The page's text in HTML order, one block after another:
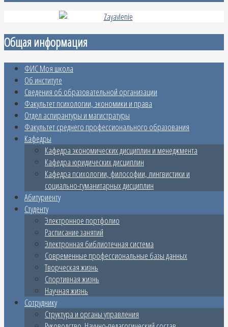
Общая информация
ФИС Моя школа
Об институте
Сведения об образовательной организации
Факультет психологии, экономики и права
Отдел аспирантуры и магистратуры
Факультет среднего профессионального образования
Кафедры
Кафедра экономических дисциплин и менеджмента
Кафедра юридических дисциплин
Кафедра психологии, философии, лингвистики и
социально-гуманитарных дисциплин
Абитуриенту
Студенту
Электронное портфолио
Расписание занятий
Электронная библиотечная система
Современные профессиональные базы данных
Творческая жизнь
Спортивная жизнь
Научная жизнь
Сотруднику
Структура и органы управления